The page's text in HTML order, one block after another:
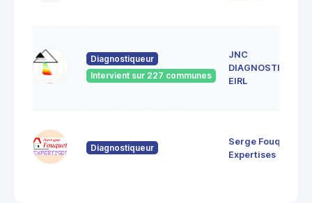
Diagnostiqueur
Intervient sur 227 communes
JNC
DIAGNOSTICS
EIRL
Diagnostiqueur
Serge Fouquet
Expertises